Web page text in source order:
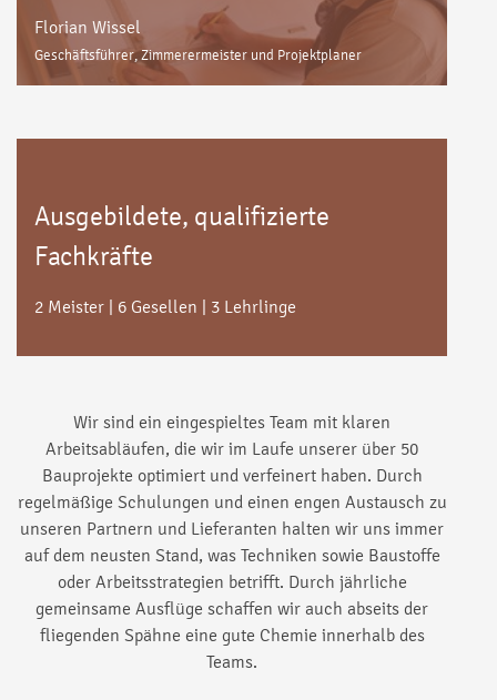
Florian Wissel
Geschäftsführer, Zimmerermeister und Projektplaner
Ausgebildete, qualifizierte
Fachkräfte
2 Meister | 6 Gesellen | 3 Lehrlinge
Wir sind ein eingespieltes Team mit klaren
Arbeitsabläufen, die wir im Laufe unserer über 50
Bauprojekte optimiert und verfeinert haben. Durch
regelmäßige Schulungen und einen engen Austausch zu
unseren Partnern und Lieferanten halten wir uns immer
auf dem neusten Stand, was Techniken sowie Baustoffe
oder Arbeitsstrategien betrifft. Durch jährliche
gemeinsame Ausflüge schaffen wir auch abseits der
fliegenden Spähne eine gute Chemie innerhalb des
Teams.